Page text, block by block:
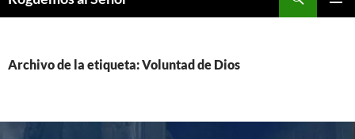
Archivo de la etiqueta: Voluntad de Dios